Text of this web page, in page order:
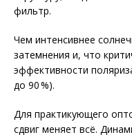
фильтр.
Чем интенсивнее
затемнения и, что
эффективности
до 90 %).
Для практикующего
сдвиг меняет всё.